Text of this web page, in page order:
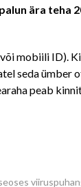
ära teha
mobiili ID).
seda ümber
peab